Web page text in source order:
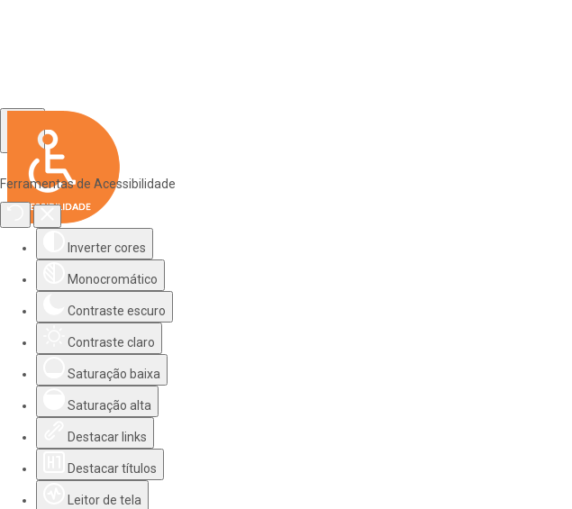
Ferramentas de Acessibilidade
Inverter cores
Monocromático
Contraste escuro
Contraste claro
Saturação baixa
Saturação alta
Destacar links
Destacar títulos
Leitor de tela